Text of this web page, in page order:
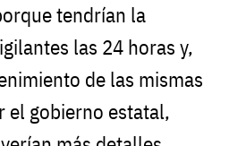
tendrían la
las 24 horas y,
de las mismas
el gobierno estatal,